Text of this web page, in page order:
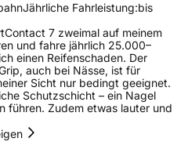
Jährliche Fahrleistung:bis
7 zweimal auf meinem
und fahre jährlich 25.000–
einen Reifenschaden. Der
auch bei Nässe, ist für
Sicht nur bedingt geeignet.
Schutzschicht – ein Nagel
führen. Zudem etwas lauter und